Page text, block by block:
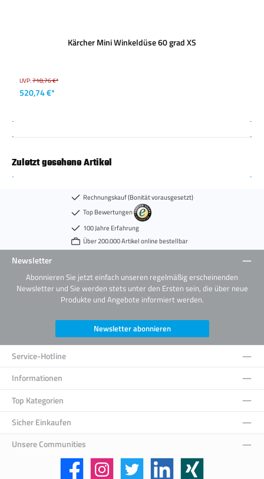
Kärcher Mini Winkeldüse 60 grad XS
UVP:718,76 €*
520,74 €*
Zuletzt gesehene Artikel
Rechnungskauf (Bonität vorausgesetzt)
Top Bewertungen
100 Jahre Erfahrung
Über 200.000 Artikel online bestellbar
Newsletter
Abonnieren Sie jetzt einfach unseren regelmäßig erscheinenden
Newsletter und Sie werden stets unter den Ersten sein, die über neue
Produkte und Angebote informiert werden.
Newsletter abonnieren
Service-Hotline
Informationen
Top Kategorien
Sicher Einkaufen
Unsere Communities
Facebook Instagram Twitter LinkedIn Xing